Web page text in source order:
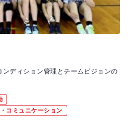
ンディション管理とチームビジョンの
コミュニケーション